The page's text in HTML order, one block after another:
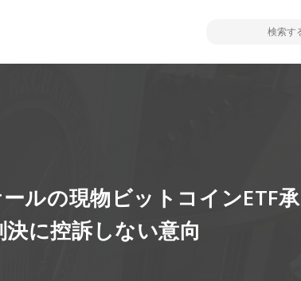
ルの現物ビットコインETF承
に控訴しない意向